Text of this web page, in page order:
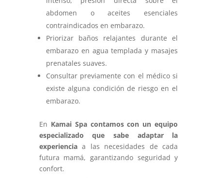
abdomen o aceites esenciales
contraindicados en embarazo.
Priorizar baños relajantes durante el
embarazo en agua templada y masajes
prenatales suaves.
Consultar previamente con el médico si
existe alguna condición de riesgo en el
embarazo.
En Kamai Spa contamos con un equipo
especializado que sabe adaptar la
experienciaa las necesidades de cada
futura mamá, garantizando seguridad y
confort.